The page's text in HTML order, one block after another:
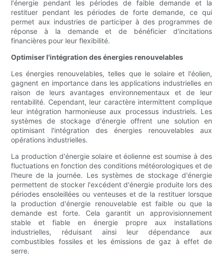
l'énergie pendant les périodes de faible demande et la
restituer pendant les périodes de forte demande, ce qui
permet aux industries de participer à des programmes de
réponse à la demande et de bénéficier d'incitations
financières pour leur flexibilité.
Optimiser l'intégration des énergies renouvelables
Les énergies renouvelables, telles que le solaire et l'éolien,
gagnent en importance dans les applications industrielles en
raison de leurs avantages environnementaux et de leur
rentabilité. Cependant, leur caractère intermittent complique
leur intégration harmonieuse aux processus industriels. Les
systèmes de stockage d'énergie offrent une solution en
optimisant l'intégration des énergies renouvelables aux
opérations industrielles.
La production d'énergie solaire et éolienne est soumise à des
fluctuations en fonction des conditions météorologiques et de
l'heure de la journée. Les systèmes de stockage d'énergie
permettent de stocker l'excédent d'énergie produite lors des
périodes ensoleillées ou venteuses et de la restituer lorsque
la production d'énergie renouvelable est faible ou que la
demande est forte. Cela garantit un approvisionnement
stable et fiable en énergie propre aux installations
industrielles, réduisant ainsi leur dépendance aux
combustibles fossiles et les émissions de gaz à effet de
serre.